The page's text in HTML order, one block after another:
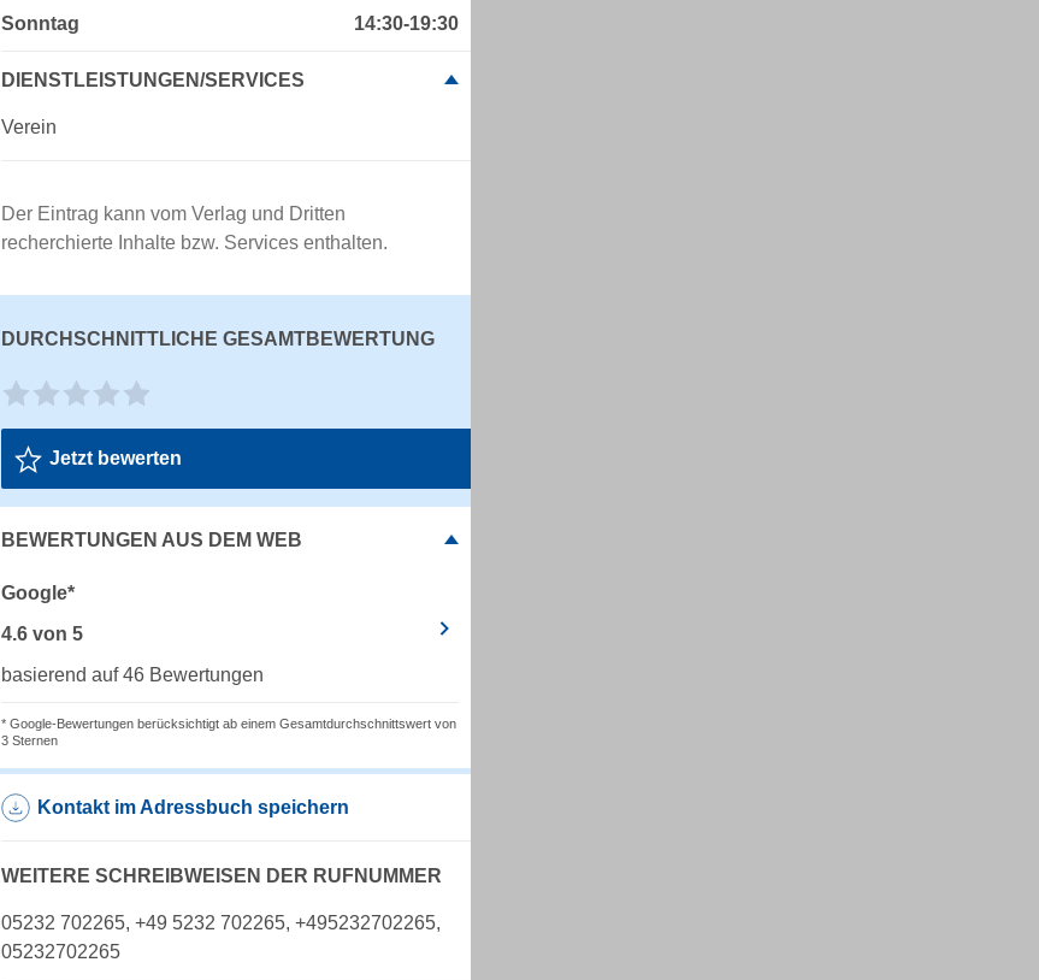
Sonntag 14:30-19:30
DIENSTLEISTUNGEN/SERVICES
Verein
Der Eintrag kann vom Verlag und Dritten
recherchierte Inhalte bzw. Services enthalten.
DURCHSCHNITTLICHE GESAMTBEWERTUNG
Jetzt bewerten
BEWERTUNGEN AUS DEM WEB
Google*
4.6 von 5
basierend auf 46 Bewertungen
* Google-Bewertungen berücksichtigt ab einem Gesamtdurchschnittswert von
3 Sternen
Kontakt im Adressbuch speichern
WEITERE SCHREIBWEISEN DER RUFNUMMER
05232 702265, +49 5232 702265, +495232702265,
05232702265